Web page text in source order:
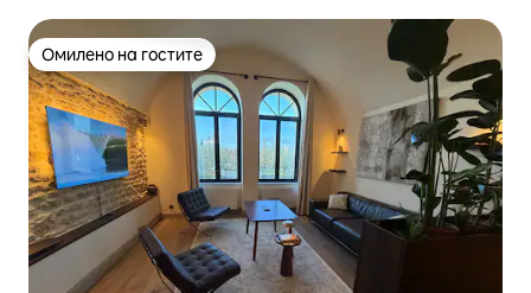
Омилено на гостите
Омилено на гостите